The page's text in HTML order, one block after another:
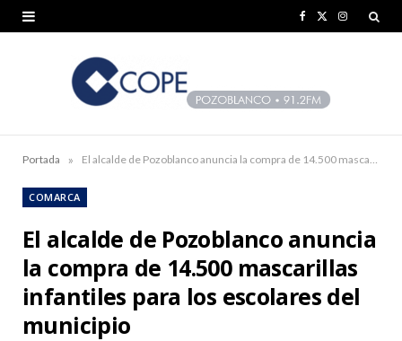
e
k
)
I
a
m
Portada »
COMARCA
El alcalde de Pozoblanco anuncia
la compra de 14.500 mascarillas
infantiles para los escolares del
municipio